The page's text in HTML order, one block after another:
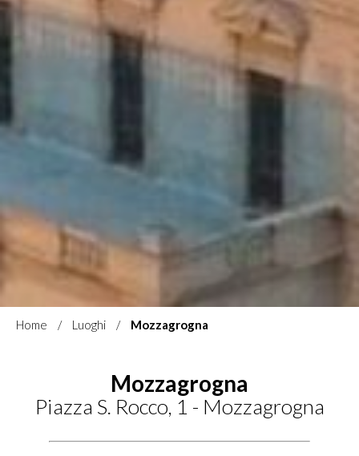
Home Luoghi Mozzagrogna
Mozzagrogna
Piazza S. Rocco, 1 - Mozzagrogna